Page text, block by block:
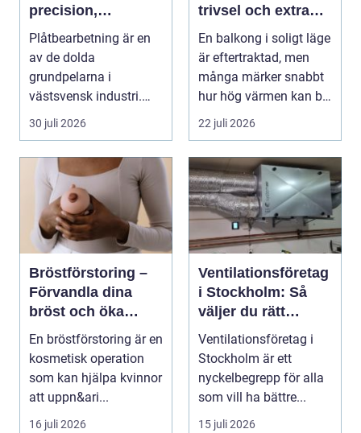
precision,
hållbarhet och
smarta lösningar
Plåtbearbetning är en
av de dolda
grundpelarna i
västsvensk industri.
Allt från marina
anläggningar ...
30 juli 2026
trivsel och extra
rum utomhus
En balkong i soligt läge
är eftertraktad, men
många märker snabbt
hur hög värmen kan bli
under somma...
22 juli 2026
Bröstförstoring –
Förvandla dina
bröst och öka
självförtroendet
En bröstförstoring är en
kosmetisk operation
som kan hjälpa kvinnor
att uppn&ari...
16 juli 2026
Ventilationsföretag
i Stockholm: Så
väljer du rätt
expert på frisk luft
Ventilationsföretag i
Stockholm är ett
nyckelbegrepp för alla
som vill ha bättre...
15 juli 2026